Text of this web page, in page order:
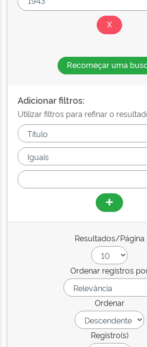
Recomeçar uma
Adicionar filtros:
Utilizar filtros para refinar o
Resultados/Página
Ordenar registros
Ordenar
Registro(s)